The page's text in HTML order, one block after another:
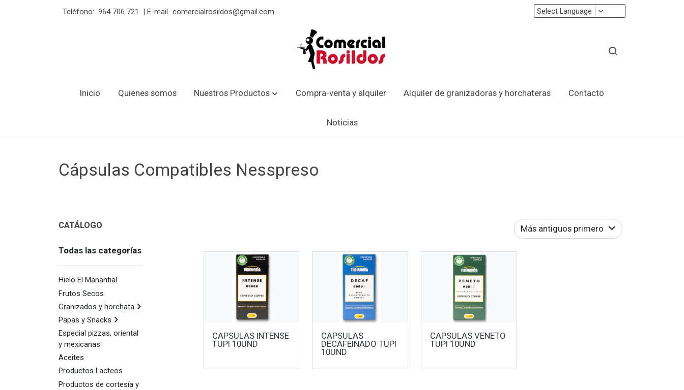
Teléfono: 964 706 721 | E-mail comercialrosildos@gmail.com Select Language
Inicio Quienes somos Nuestros Productos Compra-venta y alquiler Alquiler de granizadoras y horchateras Contacto
Noticias
Cápsulas Compatibles Nesspreso
CATÁLOGO
Todas las categorías
Hielo El Manantial
Frutos Secos
Granizados y horchata
Papas y Snacks
Especial pizzas, oriental
y mexicanas
Aceites
Productos Lacteos
Productos de cortesía y
Más antiguos primero
CAPSULAS INTENSE
TUPI 10UND
CAPSULAS
DECAFEINADO TUPI
10UND
CAPSULAS VENETO
TUPI 10UND